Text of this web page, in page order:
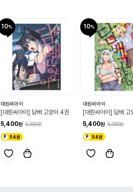
10
대원씨아이
[대원씨아이] 담배 고양이 4권
5,400
6,000
54원
10
대원씨아이
[대원씨아이] 담배 고
5,400
6,000
54원